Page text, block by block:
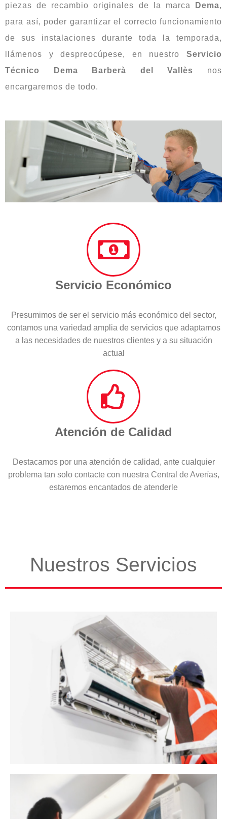
piezas de recambio originales de la marca Dema,
para así, poder garantizar el correcto funcionamiento
de sus instalaciones durante toda la temporada,
llámenos y despreocúpese, en nuestro Servicio
Técnico Dema Barberà del Vallès nos
encargaremos de todo.
Servicio Económico
Presumimos de ser el servicio más económico del sector,
contamos una variedad amplia de servicios que adaptamos
a las necesidades de nuestros clientes y a su situación
actual
Atención de Calidad
Destacamos por una atención de calidad, ante cualquier
problema tan solo contacte con nuestra Central de Averías,
estaremos encantados de atenderle
Nuestros Servicios